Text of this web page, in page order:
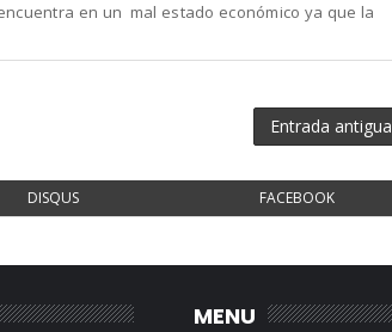
en un mal estado económico ya que la
Entrada antigua
DISQUS FACEBOOK
MENU